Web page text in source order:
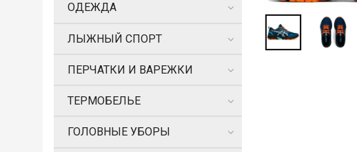
ОДЕЖДА
ЛЫЖНЫЙ СПОРТ
ПЕРЧАТКИ И ВАРЕЖКИ
ТЕРМОБЕЛЬЕ
ГОЛОВНЫЕ УБОРЫ